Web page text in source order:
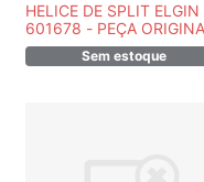
HELICE DE SPLIT
601678 - PEÇA
Sem estoque